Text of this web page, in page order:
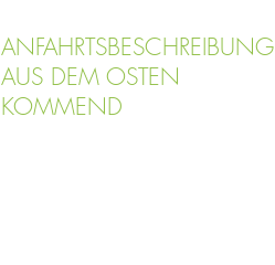
ANFAHRTSBESCHREIBUNG
AUS DEM OSTEN
KOMMEND